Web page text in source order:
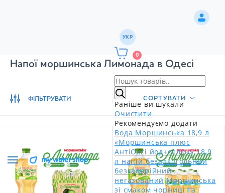
УКР
0
Раніше ви шукали
Очистити
Рекомендуємо додати
Вода Моршинська 18,9 л
«Моршинська плюс
АнтіОксі йод+селен» 18,9
л напій безалкогольний
безкалорійний
негазований Моршинська
зі смаком чорниці та
Напої моршинська Лимонада в Одесі
ФІЛЬТРУВАТИ СОРТУВАТИ